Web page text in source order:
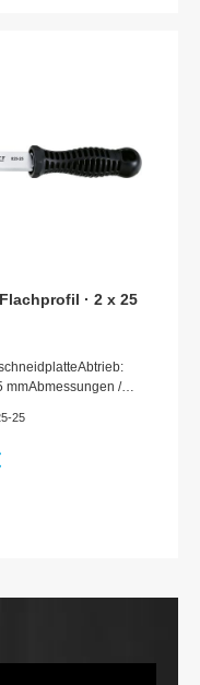
· 2 x 25
25